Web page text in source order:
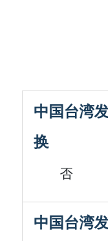
中国台湾
换
否
中国台湾